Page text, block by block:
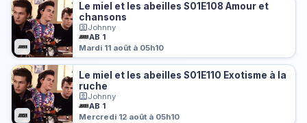
Le miel et les abeilles S01E108 Amour et
chansons
Johnny
AB 1
Mardi 11 août à 05h10
Le miel et les abeilles S01E110 Exotisme à la
ruche
Johnny
AB 1
Mercredi 12 août à 05h10